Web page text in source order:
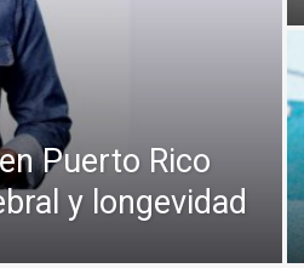
Puerto Rico
y longevidad